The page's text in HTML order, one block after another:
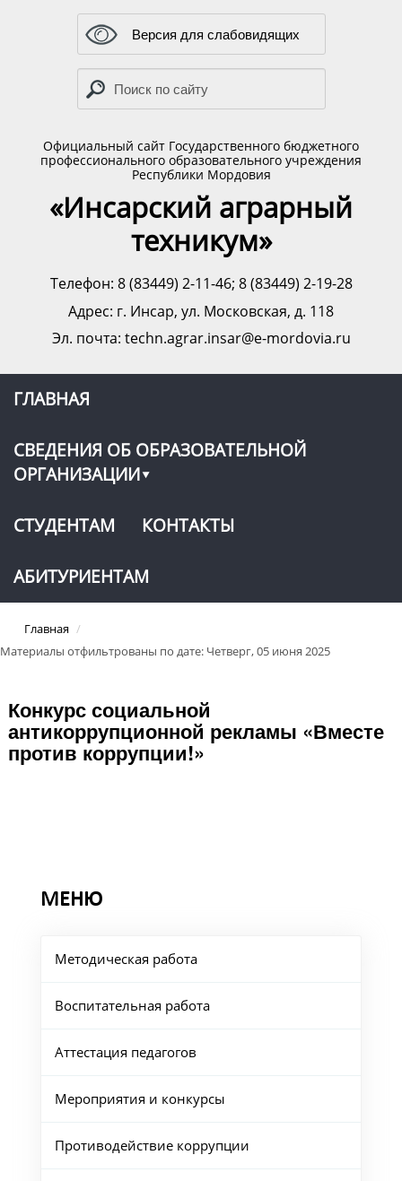
Версия для слабовидящих
Официальный сайт Государственного бюджетного
профессионального образовательного учреждения
Республики Мордовия
«Инсарский аграрный
техникум»
Телефон: 8 (83449) 2-11-46; 8 (83449) 2-19-28
Адрес: г. Инсар, ул. Московская, д. 118
Эл. почта: techn.agrar.insar@e-mordovia.ru
ГЛАВНАЯ
СВЕДЕНИЯ ОБ ОБРАЗОВАТЕЛЬНОЙ
ОРГАНИЗАЦИИ
СТУДЕНТАМ КОНТАКТЫ
АБИТУРИЕНТАМ
Главная /
Материалы отфильтрованы по дате: Четверг, 05 июня 2025
Конкурс социальной
антикоррупционной рекламы «Вместе
против коррупции!»
МЕНЮ
Методическая работа
Воспитательная работа
Аттестация педагогов
Мероприятия и конкурсы
Противодействие коррупции